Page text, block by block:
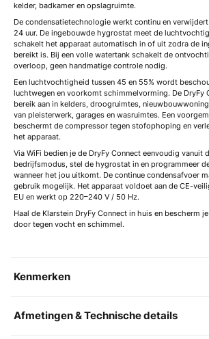
kelder, badkamer en opslagruimte.
De condensatietechnologie werkt continu en
24 uur. De ingebouwde hygrostat meet de
schakelt het apparaat automatisch in of uit zodra de
bereikt is. Bij een volle watertank schakelt de
overloop, geen handmatige controle nodig.
Een luchtvochtigheid tussen 45 en 55% wordt
luchtwegen en voorkomt schimmelvorming. De DryFy
bereik aan in kelders, droogruimtes,
van pleisterwerk, garages en wasruimtes. Een
beschermt de compressor tegen stofophoping en
het apparaat.
Via WiFi bedien je de DryFy Connect eenvoudig vanuit
bedrijfsmodus, stel de hygrostat in en programmeer
wanneer het jou uitkomt. De continue condensafvoer
gebruik mogelijk. Het apparaat voldoet aan de CE-
EU en werkt op 220–240 V / 50 Hz.
Haal de Klarstein DryFy Connect in huis en bescherm
door tegen vocht en schimmel.
Kenmerken
Afmetingen & Technische details